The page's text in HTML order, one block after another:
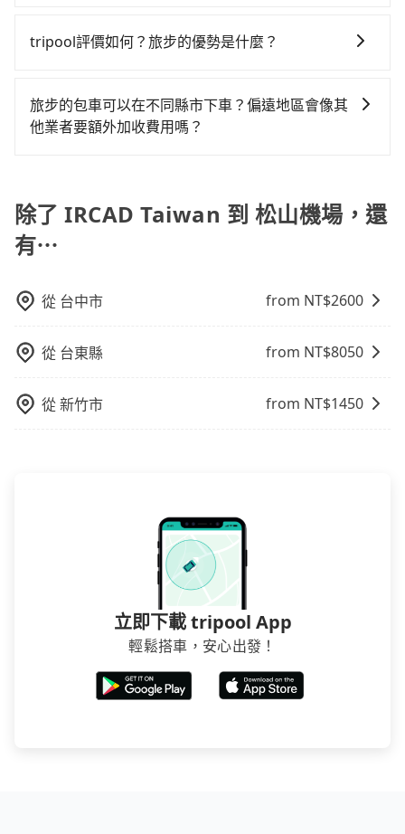
繞路。但如果全程使用tripool並到府專車接送，則每人
會額外浪費11分鐘在轉乘與等車上，現在還不馬上來預
約tripool！如果你是三人以下要乘車，也可參考tripool
務品質上，tripool都是你從IRCAD Taiwan到松山機場
淘汰顧客評分較低的司機，且車輛均要求5年內新車，司
因來自於自行研發的AI車輛調度演算法，能有效降低空
車率，也就是提高俗稱「回頭車」的比例。這不僅體現
低，如此便反應在服務品質的控管會更佳。但tripool網
站上的價格是動態的，一般來說越早預訂價格越優，且
保證前一天中午以前均可全額取消退費，如已經決定好
算的價格。
型車為主，車款品牌以豐田Toyota、福特Ford、福斯
車，百分百無菸車，乘客均有最高500萬乘客險。如果有
特殊需求或人數較多，需要大T保母車、20人座中巴、
tripool評價如何？旅步的優勢是什麼？
定及可靠的，大多數的使用者都給予了高分評價。此
外，tripool司機專業的駕駛和親切服務態度也獲得了許
旅步的包車可以在不同縣市下車？偏遠地區會像其
他業者要額外加收費用嗎？
用，不會像其他業者那樣收取額外費用。但如果您需要
前往的地點屬於高海拔山區等特殊地點，就可能會需要
支付額外的費用，不過別擔心，您可以透過旅步官網查
除了 IRCAD Taiwan 到 松山機場，還
有⋯
從 台中市 from NT$2600
從 台東縣 from NT$8050
從新竹市 from NT$1450
立即下載 tripool App
輕鬆搭車，安心出發！